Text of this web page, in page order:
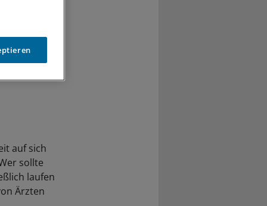
auf sich
sollte
laufen
Ärzten